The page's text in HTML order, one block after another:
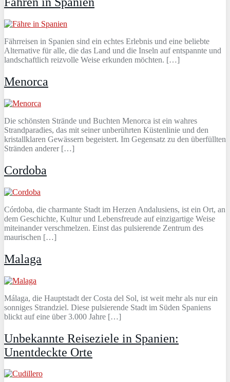
Fährreisen in Spanien sind ein echtes Erlebnis und eine beliebte
Alternative für alle, die das Land und die Inseln auf entspannte und
landschaftlich reizvolle Weise erkunden möchten. […]
Menorca
Die schönsten Strände und Buchten Menorca ist ein wahres
Strandparadies, das mit seiner unberührten Küstenlinie und den
kristallklaren Gewässern begeistert. Im Gegensatz zu den überfüllten
Stränden anderer […]
Cordoba
Córdoba, die charmante Stadt im Herzen Andalusiens, ist ein Ort, an
dem Geschichte, Kultur und Lebensfreude auf einzigartige Weise
miteinander verschmelzen. Einst das pulsierende Zentrum des
maurischen […]
Malaga
Málaga, die Hauptstadt der Costa del Sol, ist weit mehr als nur ein
sonniges Strandziel. Diese pulsierende Stadt im Süden Spaniens
blickt auf eine über 3.000 Jahre […]
Unbekannte Reiseziele in Spanien:
Unentdeckte Orte